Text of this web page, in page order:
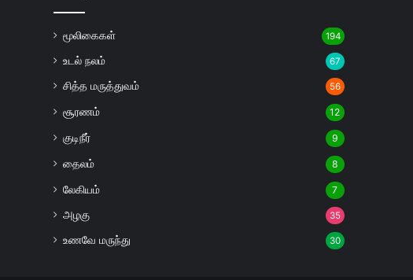
மூலிகைகள் 194
உடல் நலம் 67
சித்த மருத்துவம் 56
சூரணம் 12
குடிநீர் 9
தைலம் 8
லேகியம் 7
அழகு 35
உணவே மருந்து 30